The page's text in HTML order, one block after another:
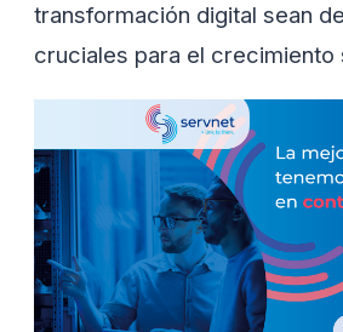
transformación digital sean
cruciales para el crecimiento